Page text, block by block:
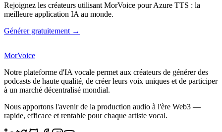
Rejoignez les créateurs utilisant MorVoice pour Azure TTS : la
meilleure application IA au monde.
Générer gratuitement →
MorVoice
Notre plateforme d'IA vocale permet aux créateurs de générer des
podcasts de haute qualité, de créer leurs voix uniques et de participer
à un marché décentralisé mondial.
Nous apportons l'avenir de la production audio à l'ère Web3 —
rapide, efficace et rentable pour chaque artiste vocal.